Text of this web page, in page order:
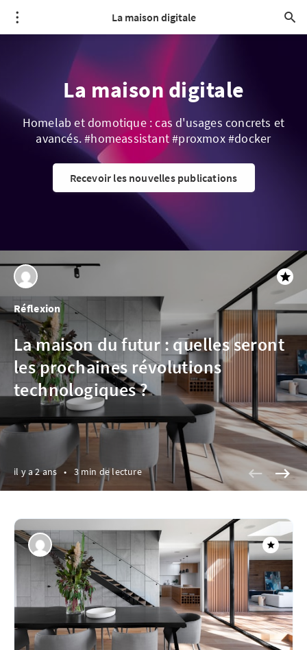
La maison digitale
La maison digitale
Homelab et domotique : cas d'usages concrets et
avancés. #homeassistant #proxmox #docker
Recevoir les nouvelles publications
Réflexion
La maison du futur : quelles seront
les prochaines révolutions
technologiques ?
il y a 2 ans • 3 min de lecture